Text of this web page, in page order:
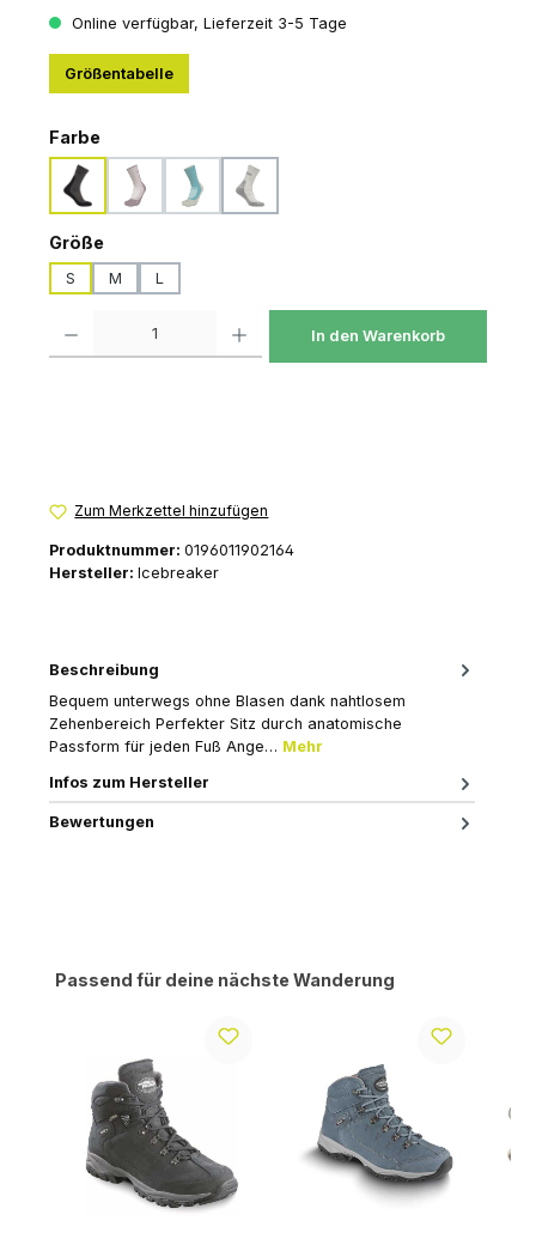
Online verfügbar, Lieferzeit 3-5 Tage
Größentabelle
Farbeauswählen
obsidian/blackpink-quartz/java
(Diese Option ist zurzeit nicht verfügbar.)
tidal-teal/lichen
(Diese Option ist zurzeit nicht verfügbar.)
blizzard-hthr/alloy
Größeauswählen
S M L
In den Warenkorb
Zum Merkzettel hinzufügen
Produktnummer: 0196011902164
Hersteller: Icebreaker
Beschreibung
Bequem unterwegs ohne Blasen dank nahtlosem
Zehenbereich Perfekter Sitz durch anatomische
Passform für jeden Fuß Ange… Mehr
Infos zum Hersteller
Bewertungen
Produktgalerie überspringen
Passend für deine nächste Wanderung